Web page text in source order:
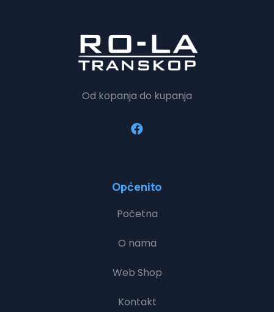
Od kopanja do kupanja
Općenito
Početna
O nama
Web Shop
Kontakt